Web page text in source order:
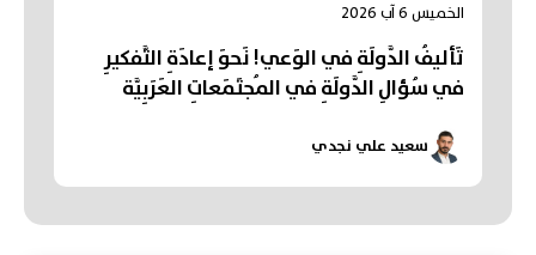
الخميس 6 آب 2026
تَأليفُ الدَّولَةِ في الوَعي! نَحوَ إعادَةِ التَّفكيرِ
في سُؤالِ الدَّولَةِ في المُجتَمَعاتِ العَرَبِيَّة
سعيد علي نجدي